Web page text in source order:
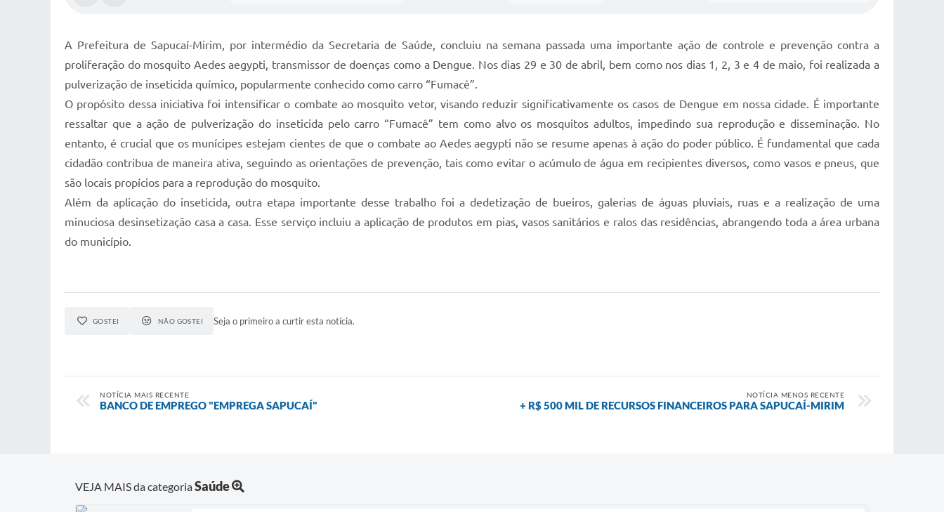
A Prefeitura de Sapucaí-Mirim, por intermédio da Secretaria de Saúde, concluiu na semana passada uma importante ação de controle e prevenção contra a
proliferação do mosquito Aedes aegypti, transmissor de doenças como a Dengue. Nos dias 29 e 30 de abril, bem como nos dias 1, 2, 3 e 4 de maio, foi realizada a
pulverização de inseticida químico, popularmente conhecido como carro “Fumacê”.
O propósito dessa iniciativa foi intensificar o combate ao mosquito vetor, visando reduzir significativamente os casos de Dengue em nossa cidade. É importante
ressaltar que a ação de pulverização do inseticida pelo carro “Fumacê” tem como alvo os mosquitos adultos, impedindo sua reprodução e disseminação. No
entanto, é crucial que os munícipes estejam cientes de que o combate ao Aedes aegypti não se resume apenas à ação do poder público. É fundamental que cada
cidadão contribua de maneira ativa, seguindo as orientações de prevenção, tais como evitar o acúmulo de água em recipientes diversos, como vasos e pneus, que
são locais propícios para a reprodução do mosquito.
Além da aplicação do inseticida, outra etapa importante desse trabalho foi a dedetização de bueiros, galerias de águas pluviais, ruas e a realização de uma
minuciosa desinsetização casa a casa. Esse serviço incluiu a aplicação de produtos em pias, vasos sanitários e ralos das residências, abrangendo toda a área urbana
do município.
GOSTEI NÃO GOSTEI Seja o primeiro a curtir esta notícia.
NOTÍCIA MAIS RECENTE
BANCO DE EMPREGO "EMPREGA SAPUCAÍ"
NOTÍCIA MENOS RECENTE
+ R$ 500 MIL DE RECURSOS FINANCEIROS PARA SAPUCAÍ-MIRIM
VEJA MAIS da categoriaSaúde